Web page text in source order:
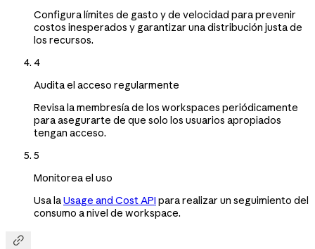
Configura límites de gasto y de velocidad para prevenir
costos inesperados y garantizar una distribución justa de
los recursos.
4
Audita el acceso regularmente
Revisa la membresía de los workspaces periódicamente
para asegurarte de que solo los usuarios apropiados
tengan acceso.
5
Monitorea el uso
Usa laUsage and Cost API para realizar un seguimiento del
consumo a nivel de workspace.
